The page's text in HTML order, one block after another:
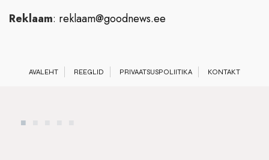
Reklaam: reklaam@goodnews.ee
AVALEHT REEGLID PRIVAATSUSPOLIITIKA KONTAKT